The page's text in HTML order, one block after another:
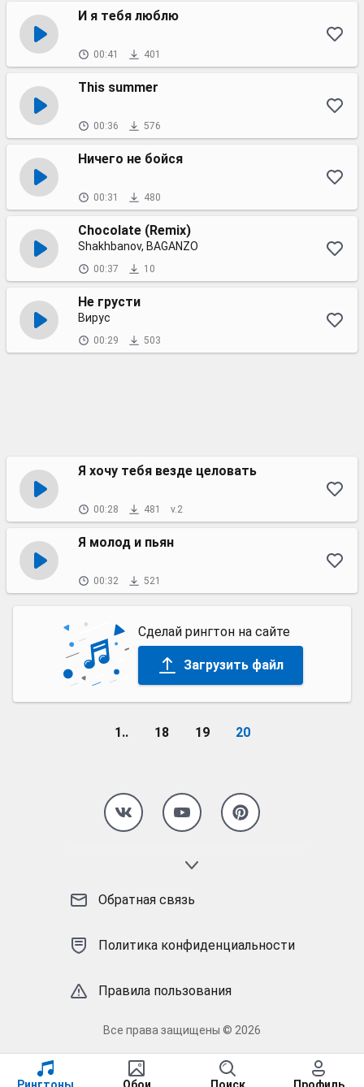
И я тебя люблю
00:41 401
This summer
00:36 576
Ничего не бойся
00:31 480
Chocolate (Remix)
Shakhbanov, BAGANZO
00:37 10
Не грусти
Вирус
00:29 503
Я хочу тебя везде целовать
00:28 481 v.2
Я молод и пьян
00:32 521
Сделай рингтон на сайте
Загрузить файл
1.. 18 19 20
Обратная связь
Политика конфиденциальности
Правила пользования
Все права защищены © 2026